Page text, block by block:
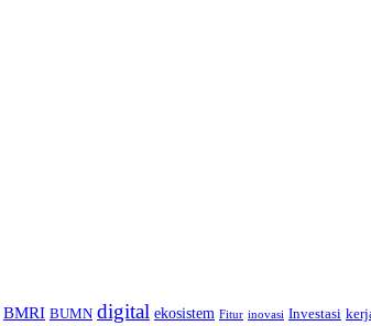
BMRI BUMN digital ekosistem Fitur inovasi Investasi